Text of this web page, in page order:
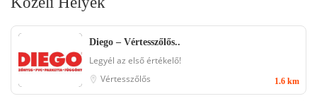
Diego – Vértesszőlős..
Legyél az első értékelő!
Vértesszőlős
1.6 km